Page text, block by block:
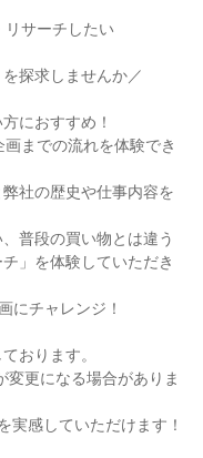
リサーチしたい
探求しませんか／
におすすめ！
までの流れを体験でき
社の歴史や仕事内容を
普段の買い物とは違う
」を体験していただき
にチャレンジ！
おります。
更になる場合がありま
実感していただけます！